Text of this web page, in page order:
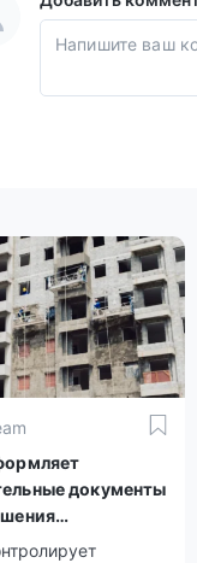
документы
пяти